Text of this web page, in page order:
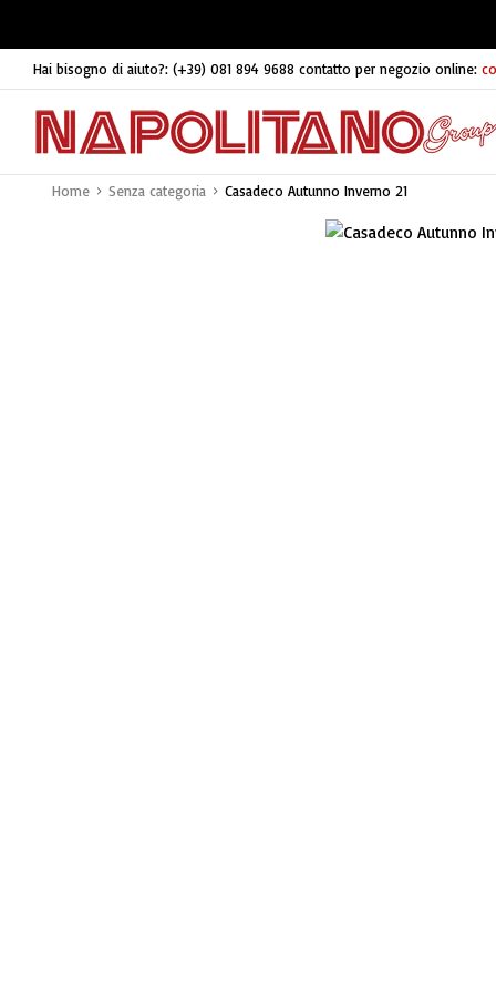
Hai bisogno di aiuto?: (+39) 081 894 9688 contatto per negozio online:
Home Senza categoria Casadeco Autunno Inverno 21